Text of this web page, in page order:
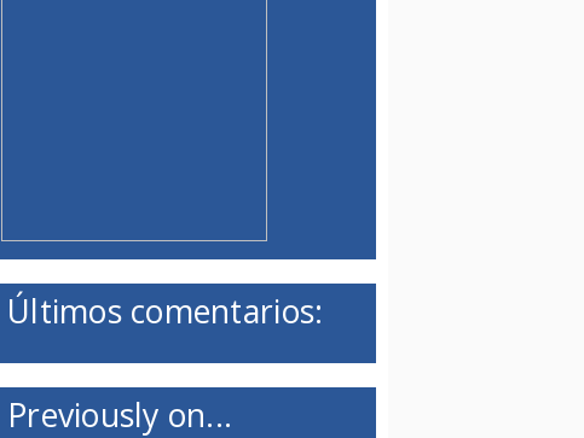
Últimos comentarios:
Previously on...